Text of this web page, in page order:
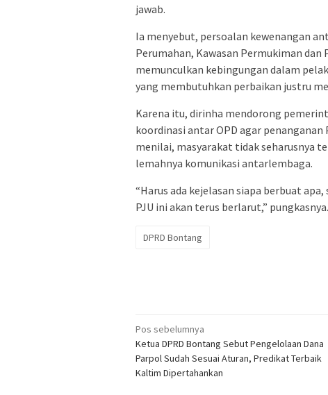
jawab.
Ia menyebut, persoalan kewenangan
Perumahan, Kawasan Permukiman
memunculkan kebingungan dalam
yang membutuhkan perbaikan justru
Karena itu, dirinha mendorong
koordinasi antar OPD agar
menilai, masyarakat tidak seharusnya
lemahnya komunikasi antarlembaga.
“Harus ada kejelasan siapa berbuat
PJU ini akan terus berlarut,”
DPRD Bontang
Navigasi
pos
Pos sebelumnya
Ketua DPRD Bontang Sebut Pengelolaan Dana
Parpol Sudah Sesuai Aturan, Predikat Terbaik
Kaltim Dipertahankan